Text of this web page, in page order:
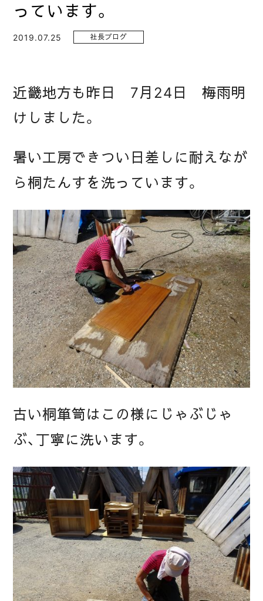
っています。
2019.07.25 社長ブログ
近畿地方も昨日 7月24日 梅雨明
けしました。
暑い工房できつい日差しに耐えなが
ら桐たんすを洗っています。
古い桐箪笥はこの様にじゃぶじゃ
ぶ、丁寧に洗います。